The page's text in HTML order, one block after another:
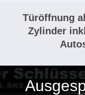
Türöffnung
Zylinder